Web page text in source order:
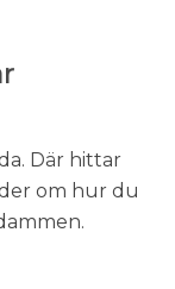
Där hittar
om hur du